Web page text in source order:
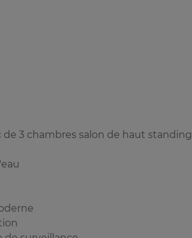
3 chambres salon de haut standing